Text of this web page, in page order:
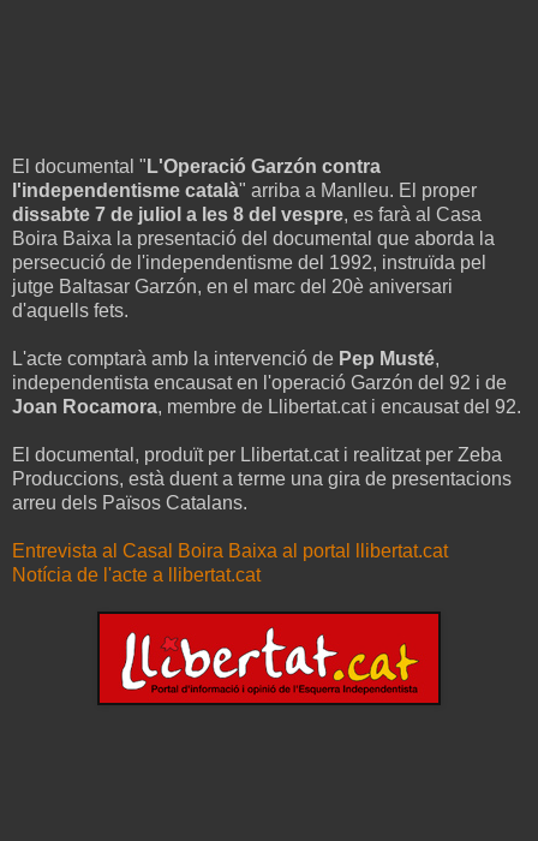
El documental " L'Operació Garzón contra
l'independentisme català" arriba a Manlleu. El proper
dissabte 7 de juliol a les 8 del vespre, es farà al Casa
Boira Baixa la presentació del documental que aborda la
persecució de l'independentisme del 1992, instruïda pel
jutge Baltasar Garzón, en el marc del 20è aniversari
d'aquells fets.
L'acte comptarà amb la intervenció de Pep Musté,
independentista encausat en l'operació Garzón del 92 i de
Joan Rocamora, membre de Llibertat.cat i encausat del 92.
El documental, produït per Llibertat.cat i realitzat per Zeba
Produccions, està duent a terme una gira de presentacions
arreu dels Països Catalans.
Entrevista al Casal Boira Baixa al portal llibertat.cat
Notícia de l'acte a llibertat.cat